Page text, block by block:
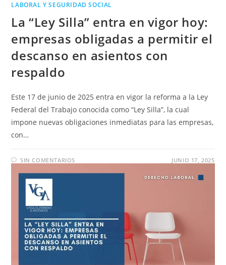
LABORAL Y SEGURIDAD SOCIAL
La “Ley Silla” entra en vigor hoy:
empresas obligadas a permitir el
descanso en asientos con
respaldo
Este 17 de junio de 2025 entra en vigor la reforma a la Ley
Federal del Trabajo conocida como “Ley Silla”, la cual
impone nuevas obligaciones inmediatas para las empresas,
con…
SIN COMENTARIOS JUNIO 17, 2025